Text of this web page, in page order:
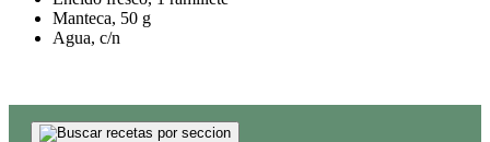
Manteca, 50 g
Agua, c/n